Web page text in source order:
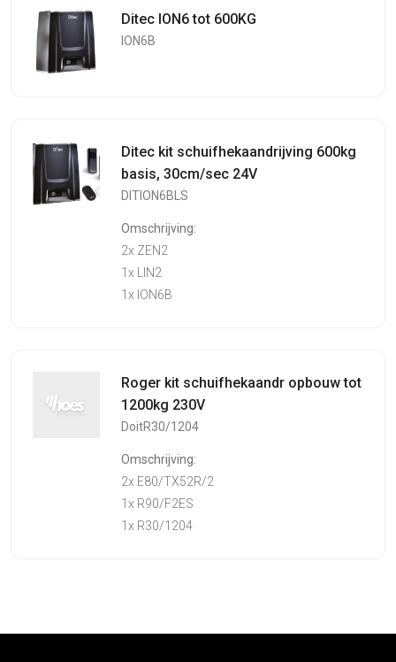
Ditec ION6 tot 600KG
ION6B
Ditec kit schuifhekaandrijving 600kg
basis, 30cm/sec 24V
DITION6BLS
Omschrijving:
2x ZEN2
1x LIN2
1x ION6B
Roger kit schuifhekaandr opbouw tot
1200kg 230V
DoitR30/1204
Omschrijving:
2x E80/TX52R/2
1x R90/F2ES
1x R30/1204